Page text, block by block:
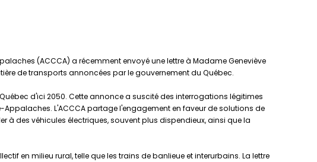
(ACCCA) a récemment envoyé une lettre à Madame Geneviève
de transports annoncées par le gouvernement du Québec.
d'ici 2050. Cette annonce a suscité des interrogations légitimes
L'ACCCA partage l'engagement en faveur de solutions de
des véhicules électriques, souvent plus dispendieux, ainsi que la
en milieu rural, telle que les trains de banlieue et interurbains. La lettre